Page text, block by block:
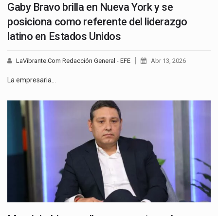
Gaby Bravo brilla en Nueva York y se
posiciona como referente del liderazgo
latino en Estados Unidos
LaVibrante.Com Redacción General - EFE Abr 13, 2026
La empresaria…